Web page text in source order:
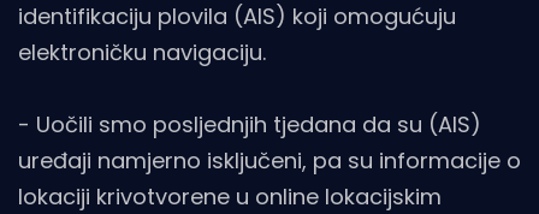
identifikaciju plovila (AIS) koji omogućuju
elektroničku navigaciju.
- Uočili smo posljednjih tjedana da su (AIS)
uređaji namjerno isključeni, pa su informacije o
lokaciji krivotvorene u online lokacijskim